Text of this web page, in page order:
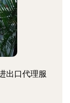
出口代理服